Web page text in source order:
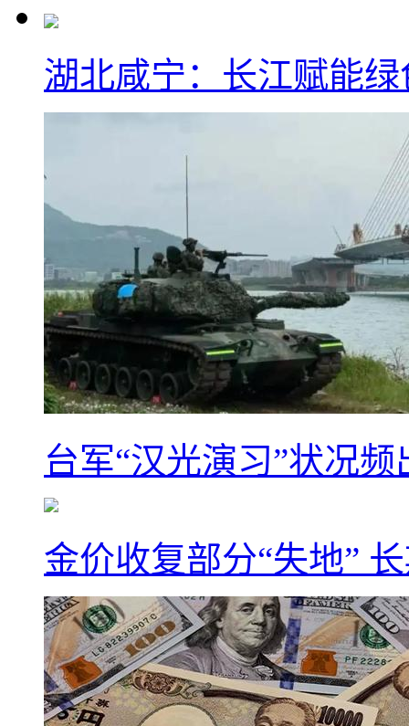
湖北咸宁：长江赋能
台军“汉光演习”状况
金价收复部分“失地”